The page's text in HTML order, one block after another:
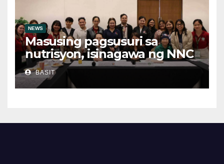
NEWS
Masusing pagsusuri sa
nutrisyon, isinagawa ng NNC
CALABARZON
BASIT